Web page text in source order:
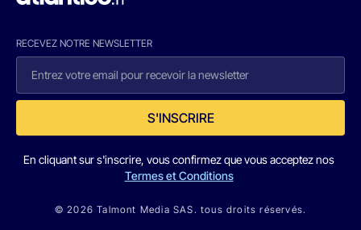
RECEVEZ NOTRE NEWSLETTER
S'INSCRIRE
En cliquant sur s'inscrire, vous confirmez que vous acceptez nos
Termes et Conditions
© 2026 Talmont Media SAS. tous droits réservés.